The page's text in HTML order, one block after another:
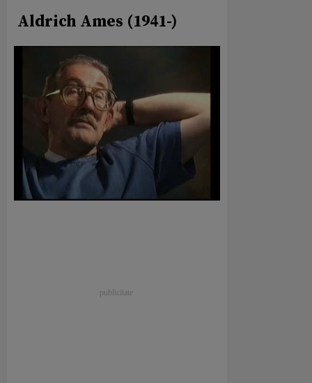
Aldrich Ames (1941-)